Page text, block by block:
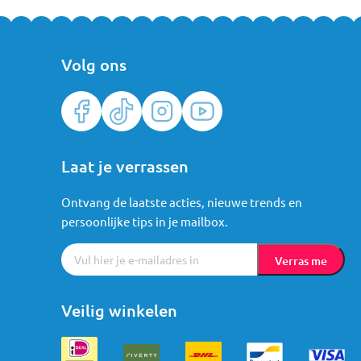
Volg ons
Veilig winkelen
Laat je verrassen
Ontvang de laatste acties, nieuwe trends en
persoonlijke tips in je mailbox.
Verras me